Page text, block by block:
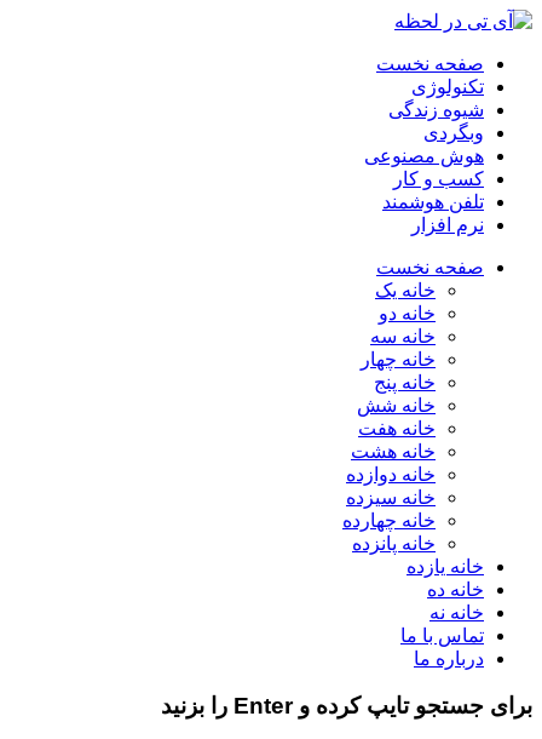
صفحه نخست
تکنولوژی
شیوه زندگی
وبگردی
هوش مصنوعی
کسب و کار
تلفن هوشمند
نرم افزار
صفحه نخست
خانه یک
خانه دو
خانه سه
خانه چهار
خانه پنج
خانه شش
خانه هفت
خانه هشت
خانه دوازده
خانه سیزده
خانه چهارده
خانه پانزده
خانه یازده
خانه ده
خانه نه
تماس با ما
درباره ما
برای جستجو تایپ کرده و Enter را بزنید